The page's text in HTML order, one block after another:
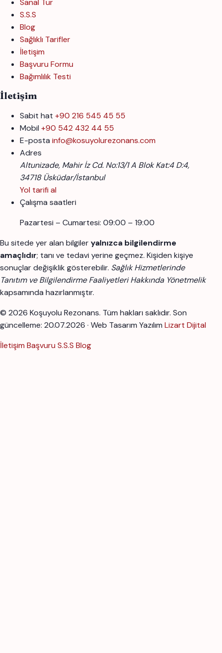
Sanal Tur
S.S.S
Blog
Sağlıklı Tarifler
İletişim
Başvuru Formu
Bağımlılık Testi
İletişim
Sabit hat +90 216 545 45 55
Mobil +90 542 432 44 55
E-posta info@kosuyolurezonans.com
Adres
Altunizade, Mahir İz Cd. No:13/1 A Blok Kat:4 D:4,
34718 Üsküdar/İstanbul
Yol tarifi al
Çalışma saatleri
Pazartesi – Cumartesi: 09:00 – 19:00
Bu sitede yer alan bilgileryalnızca bilgilendirme
amaçlıdır; tanı ve tedavi yerine geçmez. Kişiden kişiye
sonuçlar değişiklik gösterebilir. Sağlık Hizmetlerinde
Tanıtım ve Bilgilendirme Faaliyetleri Hakkında Yönetmelik
kapsamında hazırlanmıştır.
© 2026 Koşuyolu Rezonans. Tüm hakları saklıdır. Son
güncelleme: 20.07.2026 · Web Tasarım Yazılım Lizart Dijital
İletişim Başvuru S.S.S Blog